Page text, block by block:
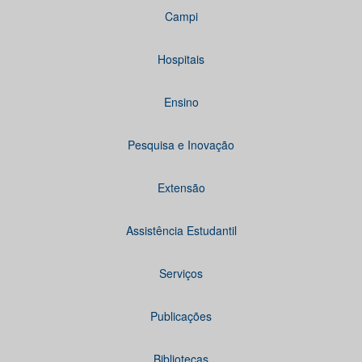
Campi
Hospitais
Ensino
Pesquisa e Inovação
Extensão
Assistência Estudantil
Serviços
Publicações
Bibliotecas